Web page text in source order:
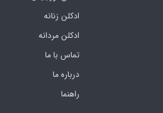
ادکلن زنانه
ادکلن مردانه
تماس با ما
درباره ما
راهنما